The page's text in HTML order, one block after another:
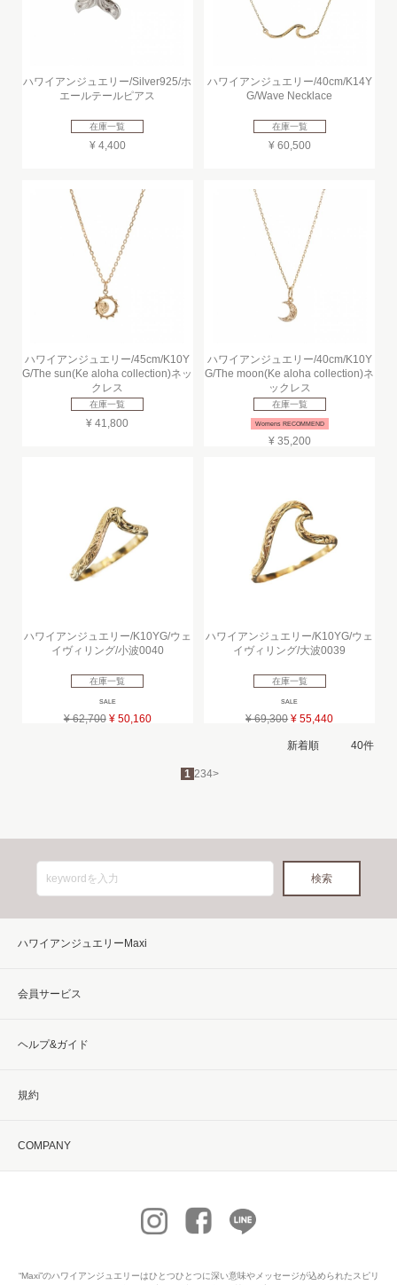
ハワイアンジュエリー/Silver925/ホ
エールテールピアス
在庫一覧
¥ 4,400
ハワイアンジュエリー/40cm/K14Y
G/Wave Necklace
在庫一覧
¥ 60,500
ハワイアンジュエリー/45cm/K10Y
G/The sun(Ke aloha collection)ネッ
クレス
在庫一覧
¥ 41,800
ハワイアンジュエリー/40cm/K10Y
G/The moon(Ke aloha collection)ネ
ックレス
在庫一覧
Womens RECOMMEND
¥ 35,200
ハワイアンジュエリー/K10YG/ウェ
イヴィリング/小波0040
在庫一覧
SALE
¥ 62,700 ¥ 50,160
ハワイアンジュエリー/K10YG/ウェ
イヴィリング/大波0039
在庫一覧
SALE
¥ 69,300 ¥ 55,440
1 234>
ハワイアンジュエリーMaxi
会員サービス
ヘルプ&ガイド
規約
COMPANY
“Maxi”のハワイアンジュエリーはひとつひとつに深い意味やメッセージが込められたスピリ